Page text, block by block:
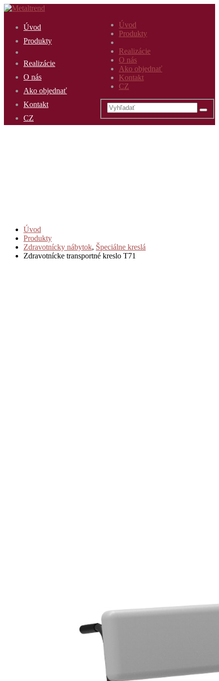
Úvod
Produkty
Realizácie
O nás
Ako objednať
Kontakt
CZ
Úvod
Produkty
Realizácie
O nás
Ako objednať
Kontakt
CZ
Úvod
Produkty
Zdravotnícky nábytok, Špeciálne kreslá
Zdravotnícke transportné kreslo T71